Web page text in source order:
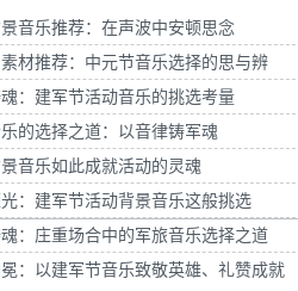
TVC拍摄提供音
为国泰海通证券上海青
音乐推荐：在声波中安顿思念
材推荐：中元节音乐选择的思与辨
：建军节活动音乐的挑选考量
的选择之道：以音律铸军魂
音乐如此成就活动的灵魂
：建军节活动背景音乐这般挑选
：庄重场合中的军旅音乐选择之道
：以建军节音乐致敬英雄、礼赞成就